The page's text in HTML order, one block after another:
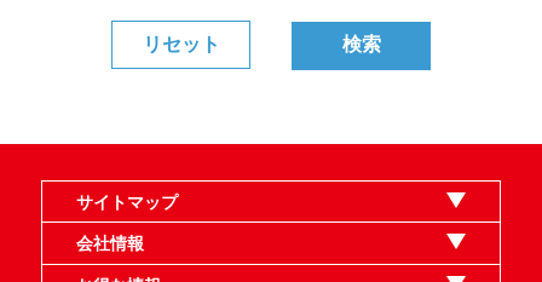
サイトマップ
オンラインショップ
買取
記事
選手一覧
デッキ検索
デッキ構築
イベント・大会
店舗のご案内
お問い合わせ
ヘルプ
FAQ
会社情報